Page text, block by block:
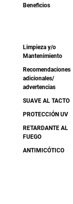
Beneficios
Limpieza y/o
Mantenimiento
Recomendaciones
adicionales/
advertencias
SUAVE AL TACTO
PROTECCIÓN UV
RETARDANTE AL
FUEGO
ANTIMICÓTICO